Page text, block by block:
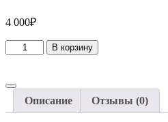
4 000₽
Количество
товара
Матрицы.
Дэвид
В корзину
Описание Отзывы (0)